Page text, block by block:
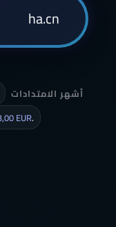
أشهر الامتدادات
.com
EUR